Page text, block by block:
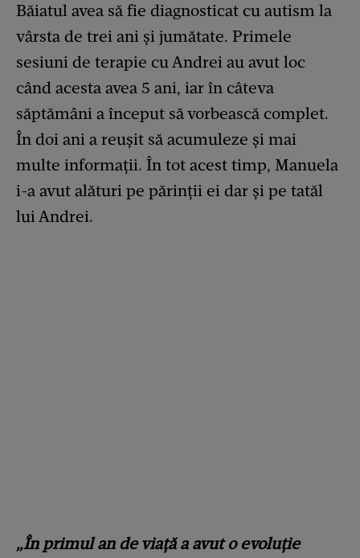
Băiatul avea să fie diagnosticat cu autism la
vârsta de trei ani și jumătate. Primele
sesiuni de terapie cu Andrei au avut loc
când acesta avea 5 ani, iar în câteva
săptămâni a început să vorbească complet.
În doi ani a reușit să acumuleze și mai
multe informații. În tot acest timp, Manuela
i-a avut alături pe părinții ei dar și pe tatăl
lui Andrei.
„În primul an de viață a avut o evoluție